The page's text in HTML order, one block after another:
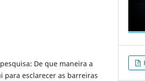
De que maneira a
para esclarecer as barreiras